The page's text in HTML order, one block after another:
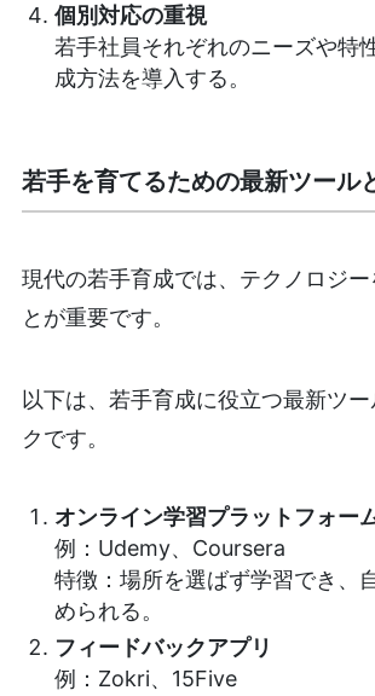
個別対応の重視
若手社員それぞれのニーズや特
成方法を導入する。
若手を育てるための最新ツール
現代の若手育成では、テクノロジー
とが重要です。
以下は、若手育成に役立つ最新ツ
クです。
オンライン学習プラットフォー
例：Udemy、Coursera
特徴：場所を選ばず学習でき、
められる。
フィードバックアプリ
例：Zokri、15Five